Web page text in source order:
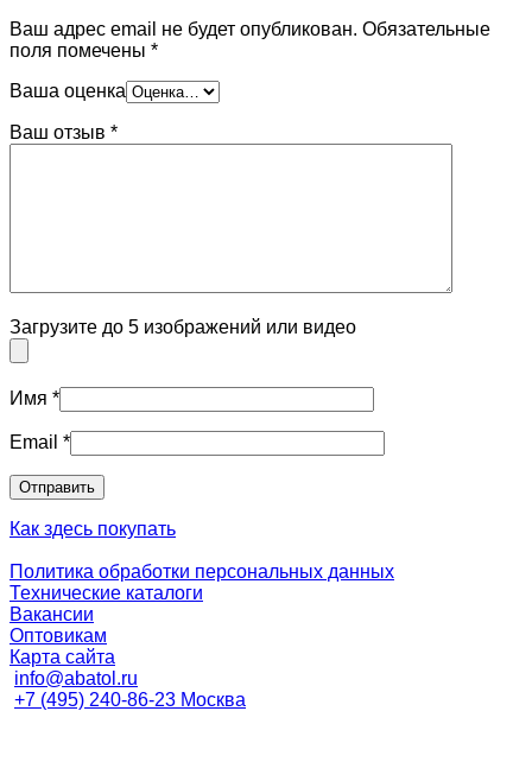
Ваш адрес email не будет опубликован. Обязательные
поля помечены *
Ваша оценка
Ваш отзыв *
Загрузите до 5 изображений или видео
Имя *
Email *
Как здесь покупать
Политика обработки персональных данных
Технические каталоги
Вакансии
Оптовикам
Карта сайта
info@abatol.ru
+7 (495) 240-86-23 Москва